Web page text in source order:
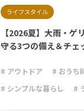
ライフスタイル
【2026夏】大雨・ゲ
守る3つの備え＆チェ
# アウトドア
# おうち
# シンプルな暮らし
#